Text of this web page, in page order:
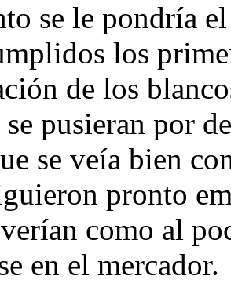
se le pondría
los
de los
pusieran por
se veía bien
pronto
como al
en el mercador.